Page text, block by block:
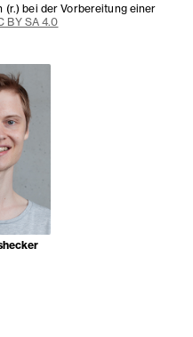
(r.) bei der Vorbereitung einer
BY SA 4.0